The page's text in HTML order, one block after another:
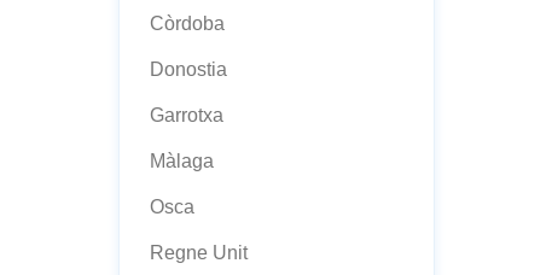
Còrdoba
Donostia
Garrotxa
Màlaga
Osca
Regne Unit